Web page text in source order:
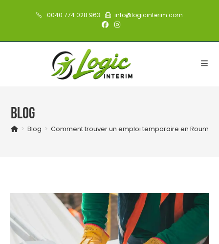
0040 774 028 963 info@logicinterim.com
Blog
> Blog > Comment trouver un emploi temporaire en